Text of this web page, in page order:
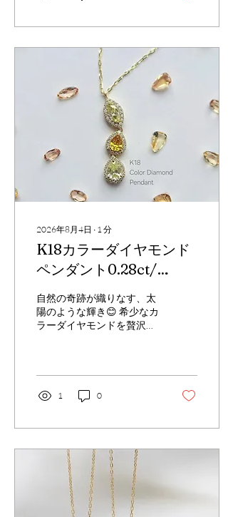
2026年8月4日 ∙ 1分
K18⁡⁡カラーダイヤモンド
ペンダント⁡⁡0.28⁡ct/
⁡1.208ct⁡⁡/CGL鑑定⁡
自然の奇跡が織りなす、太
陽のような輝き😊 希少なカ
ラーダイヤモンドを贅沢に
オレンジ… 一つ一つ異なる
個性を持つカラーダイヤ
が、 互いの美しさを引き立
の輝きを、ぜひお手元で✨⁡⁡
1 0